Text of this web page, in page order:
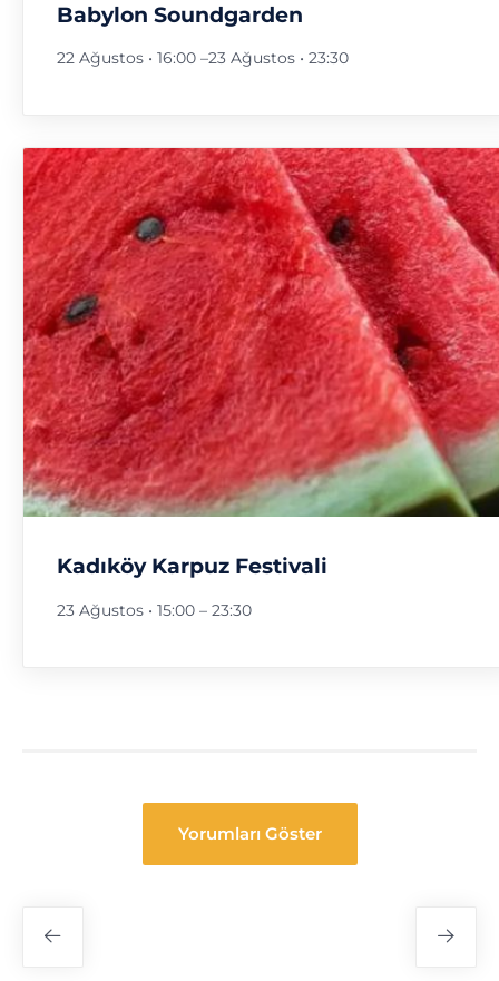
Babylon Soundgarden
22 Ağustos • 16:00 –23 Ağustos • 23:30
Kadıköy Karpuz Festivali
23 Ağustos • 15:00 – 23:30
Yorumları Göster